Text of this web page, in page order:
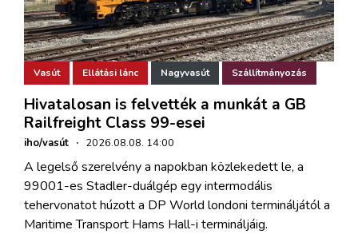
Vasút Ellátási lánc Nagyvasút Szállítmányozás
Hivatalosan is felvették a munkát a GB
Railfreight Class 99-esei
iho/vasút · 2026.08.08. 14:00
A legelső szerelvény a napokban közlekedett le, a
99001-es Stadler-duálgép egy intermodális
tehervonatot húzott a DP World londoni termináljától a
Maritime Transport Hams Hall-i termináljáig.